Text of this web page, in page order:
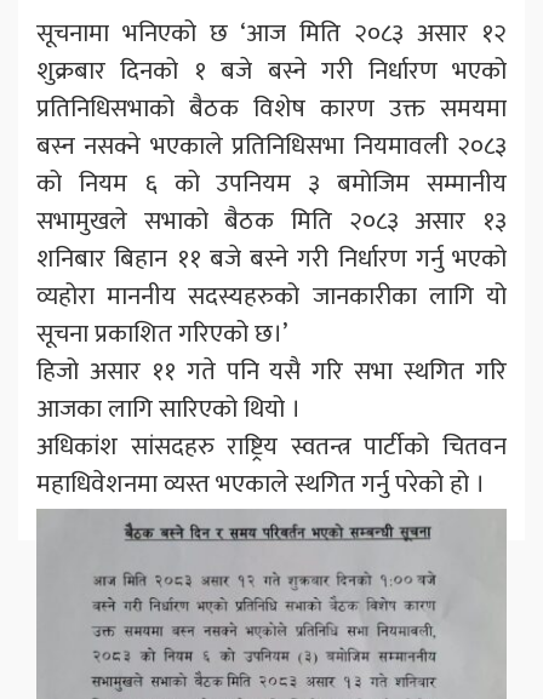
सूचनामा भनिएको छ ‘आज मिति २०८३ असार १२
शुक्रबार दिनको १ बजे बस्ने गरी निर्धारण भएको
प्रतिनिधिसभाको बैठक विशेष कारण उक्त समयमा
बस्न नसक्ने भएकाले प्रतिनिधिसभा नियमावली २०८३
को नियम ६ को उपनियम ३ बमोजिम सम्मानीय
सभामुखले सभाको बैठक मिति २०८३ असार १३
शनिबार बिहान ११ बजे बस्ने गरी निर्धारण गर्नु भएको
व्यहोरा माननीय सदस्यहरुको जानकारीका लागि यो
सूचना प्रकाशित गरिएको छ।’
हिजो असार ११ गते पनि यसै गरि सभा स्थगित गरि
आजका लागि सारिएको थियो ।
अधिकांश सांसदहरु राष्ट्रिय स्वतन्त्र पार्टीको चितवन
महाधिवेशनमा व्यस्त भएकाले स्थगित गर्नु परेको हो ।